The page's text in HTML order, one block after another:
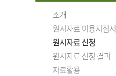
소개
원시자료 이용지침서
원시자료 신청
원시자료 신청 결과
자료활용